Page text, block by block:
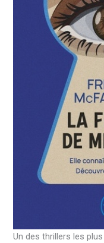
Un des thrillers les